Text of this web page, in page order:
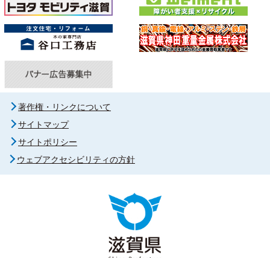
著作権・リンクについて
サイトマップ
サイトポリシー
ウェブアクセシビリティの方針